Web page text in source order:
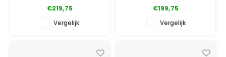
de Cube een uitgesproken
design.
€219,75
Vergelijk
prachtige lichtbundel uit die
niet verblind.
€199,75
Vergelijk